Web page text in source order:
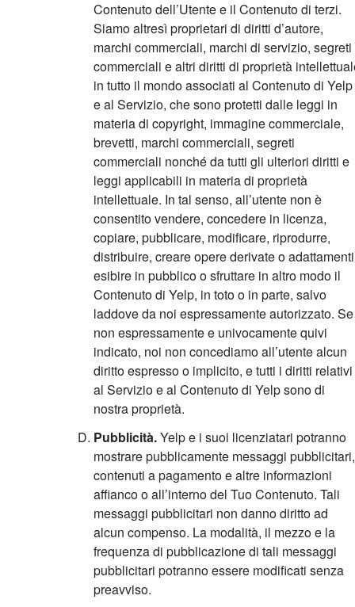
Contenuto dell’Utente e il Contenuto di terzi.
Siamo altresì proprietari di diritti d’autore,
marchi commerciali, marchi di servizio, segreti
commerciali e altri diritti di proprietà
in tutto il mondo associati al Contenuto di Yelp
e al Servizio, che sono protetti dalle leggi in
materia di copyright, immagine commerciale,
brevetti, marchi commerciali, segreti
commerciali nonché da tutti gli ulteriori diritti e
leggi applicabili in materia di proprietà
intellettuale. In tal senso, all’utente non è
consentito vendere, concedere in licenza,
copiare, pubblicare, modificare, riprodurre,
distribuire, creare opere derivate o
esibire in pubblico o sfruttare in altro modo il
Contenuto di Yelp, in toto o in parte, salvo
laddove da noi espressamente autorizzato. Se
non espressamente e univocamente quivi
indicato, noi non concediamo all’utente alcun
diritto espresso o implicito, e tutti i diritti relativi
al Servizio e al Contenuto di Yelp sono di
nostra proprietà.
Pubblicità.Yelp e i suoi licenziatari potranno
mostrare pubblicamente messaggi pubblicitari,
contenuti a pagamento e altre informazioni
affianco o all’interno del Tuo Contenuto. Tali
messaggi pubblicitari non danno diritto ad
alcun compenso. La modalità, il mezzo e la
frequenza di pubblicazione di tali messaggi
pubblicitari potranno essere modificati senza
preavviso.